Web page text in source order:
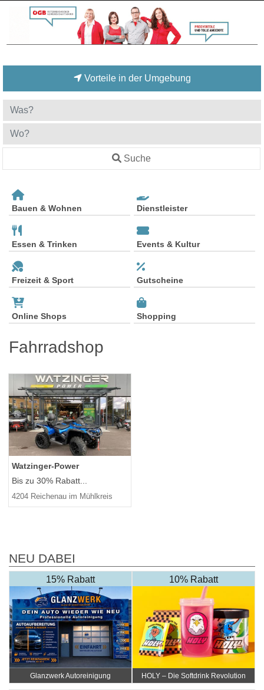
Vorteile in der Umgebung
Suche
Bauen & Wohnen Dienstleister
Essen & Trinken Events & Kultur
Freizeit & Sport Gutscheine
Online Shops Shopping
Fahrradshop
Watzinger-Power
Bis zu 30% Rabatt...
4204 Reichenau im Mühlkreis
NEU DABEI
15% Rabatt
Glanzwerk Autoreinigung
10% Rabatt
HOLY – Die Softdrink Revolution